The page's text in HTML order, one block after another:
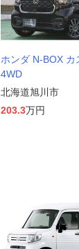
ホンダ N-BOX カ
4WD
北海道旭川市
203.3万円